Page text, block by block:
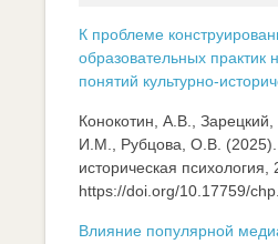
К проблеме
образовательных практик
понятий культурно-
Конокотин, А.В., Зарецкий,
И.М., Рубцова, О.В. (2025).
историческая психология,
https://doi.org/10.17759/
Влияние популярной